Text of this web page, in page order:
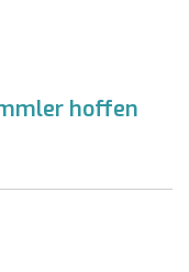
hoffen